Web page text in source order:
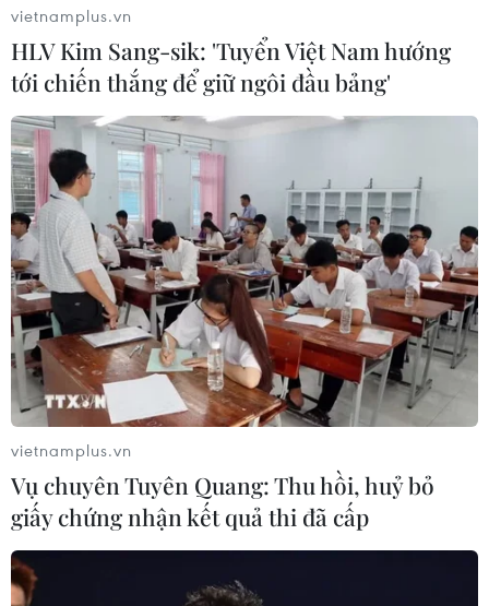
vietnamplus.vn
HLV Kim Sang-sik: 'Tuyển Việt Nam hướng
tới chiến thắng để giữ ngôi đầu bảng'
vietnamplus.vn
Vụ chuyên Tuyên Quang: Thu hồi, huỷ bỏ
giấy chứng nhận kết quả thi đã cấp